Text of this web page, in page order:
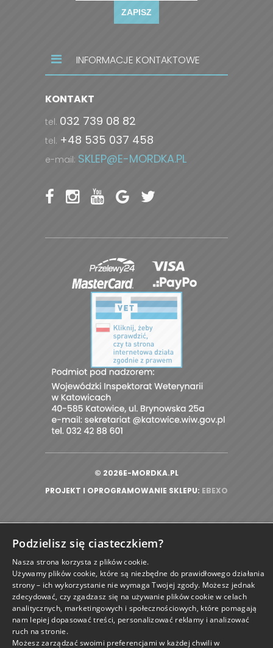
ZAPISZ
INFORMACJE KONTAKTOWE
KONTAKT
tel. 032 739 08 82
tel. +48 535 037 458
e-mail: SKLEP@E-MORDKA.PL
© 2026E-MORDKA.PL
|
PROJEKT I OPROGRAMOWANIE SKLEPU: EBEXO
Podzielisz się ciasteczkiem?
Nasza strona korzysta z plików cookie.
Używamy plików cookie, które są niezbędne do prawidłowego działania
strony – ich wykorzystanie nie wymaga Twojej zgody. Możesz jednak
zdecydować, czy zgadzasz się na używanie plików cookie w celach
analitycznych, marketingowych i społecznościowych, które pomagają
nam lepiej dopasować treści, personalizować reklamy i analizować
ruch na stronie.
Możesz zarządzać swoimi preferencjami w każdej chwili w